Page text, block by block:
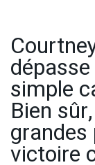
simple
Bien
victoire